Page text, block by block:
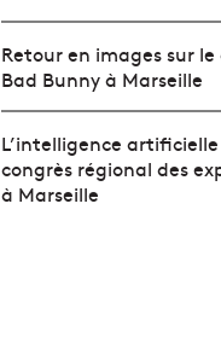
Retour en images sur
Bad Bunny à Marseille
L’intelligence
congrès régional des
à Marseille